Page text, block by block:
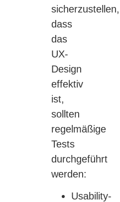
sicherzustellen,
dass
das
UX-
Design
effektiv
ist,
sollten
regelmäßige
Tests
durchgeführt
werden:
Usability-